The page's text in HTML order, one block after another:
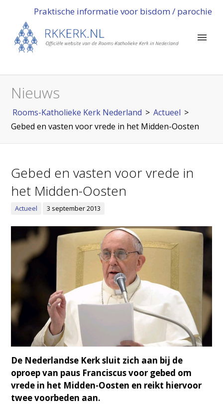
Praktische informatie voor bisdom / parochie
Nieuws
Rooms-Katholieke Kerk Nederland > Actueel >
Gebed en vasten voor vrede in het Midden-Oosten
Gebed en vasten voor vrede in
het Midden-Oosten
Actueel 3 september 2013
De Nederlandse Kerk sluit zich aan bij de
oproep van paus Franciscus voor gebed om
vrede in het Midden-Oosten en reikt hiervoor
twee voorbeden aan.